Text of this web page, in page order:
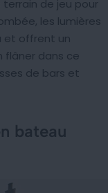
de jeu pour
les lumières
et offrent un
flâner dans ce
de bars et
bateau